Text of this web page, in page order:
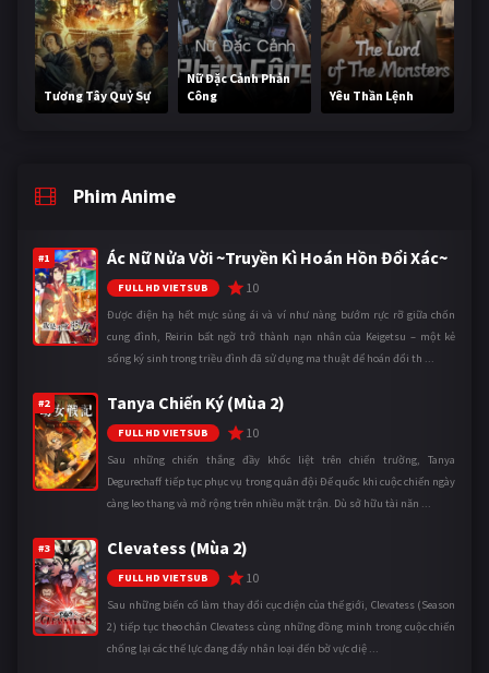
Tương Tây Quỷ Sự
Nữ Đặc Cảnh Phản
Công
Yêu Thần Lệnh
Phim Anime
#1 Ác Nữ Nửa Vời ~Truyền Kì Hoán Hồn Đổi Xác~
FULL HD VIETSUB 10
Được điện hạ hết mực sủng ái và ví như nàng bướm rực rỡ giữa chốn
cung đình, Reirin bất ngờ trở thành nạn nhân của Keigetsu – một kẻ
sống ký sinh trong triều đình đã sử dụng ma thuật để hoán đổi th ...
#2 Tanya Chiến Ký (Mùa 2)
FULL HD VIETSUB 10
Sau những chiến thắng đầy khốc liệt trên chiến trường, Tanya
Degurechaff tiếp tục phục vụ trong quân đội Đế quốc khi cuộc chiến ngày
càng leo thang và mở rộng trên nhiều mặt trận. Dù sở hữu tài năn ...
#3 Clevatess (Mùa 2)
FULL HD VIETSUB 10
Sau những biến cố làm thay đổi cục diện của thế giới, Clevatess (Season
2) tiếp tục theo chân Clevatess cùng những đồng minh trong cuộc chiến
chống lại các thế lực đang đẩy nhân loại đến bờ vực diệ ...